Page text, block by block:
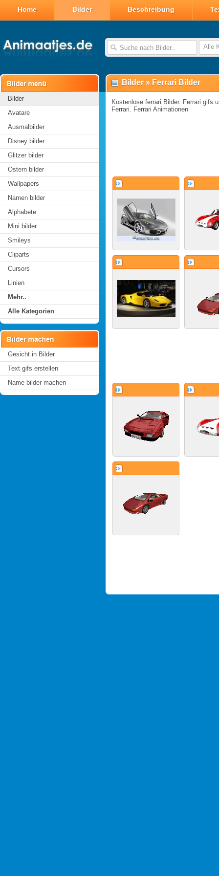
Home Bilder Beschreibung
Alle
Bilder
Avatare
Ausmalbilder
Disney bilder
Glitzer bilder
Ostern bilder
Wallpapers
Namen bilder
Alphabete
Mini bilder
Smileys
Cliparts
Cursors
Linien
Mehr..
Alle Kategorien
Gesicht in Bilder
Text gifs erstellen
Name bilder machen
Bilder » Ferrari Bilder
Kostenlose ferrari Bilder. Ferrari gifs
Ferrari. Ferrari Animationen